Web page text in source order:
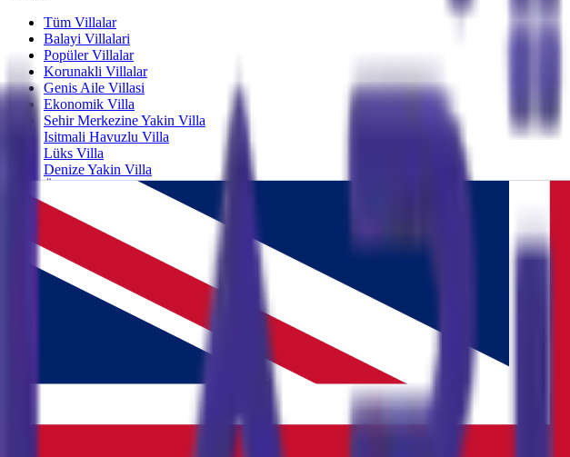
Tüm Villalar
Balayi Villalari
Popüler Villalar
Korunakli Villalar
Genis Aile Villasi
Ekonomik Villa
Sehir Merkezine Yakin Villa
Isitmali Havuzlu Villa
Lüks Villa
Denize Yakin Villa
Özel Havuzlu Villa
Rezervasyon Sorgulama
Rezervasyon kodunuzu ve iletişim bilgilerinizi girerek durumunuzu sorgulayabilirsiniz.
Rezervasyon Kodu